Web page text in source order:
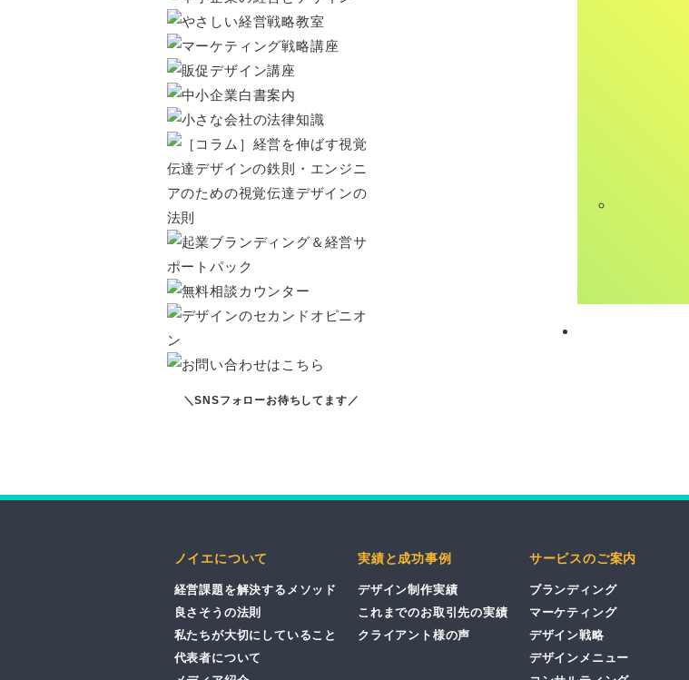
＼SNSフォローお待ちしてます／
ノイエについて
経営課題を解決するメソッド
良さそうの法則
私たちが大切にしていること
代表者について
実績と成功事例
デザイン制作実績
これまでのお取引先の実績
クライアント様の声
サービスのご案内
ブランディング
マーケティング
デザイン戦略
デザインメニュー